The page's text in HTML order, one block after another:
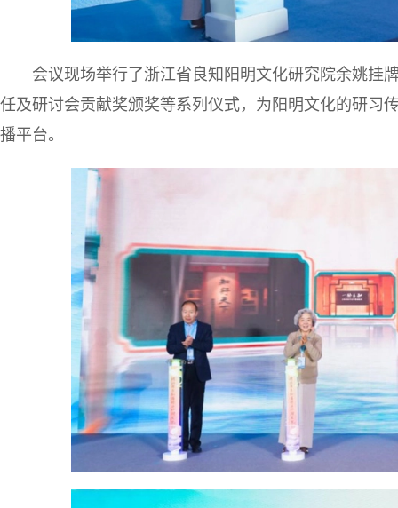
会议现场举行了浙江省良知阳明文化研究院余姚挂
任及研讨会贡献奖颁奖等系列仪式，为阳明文化的研习
播平台。